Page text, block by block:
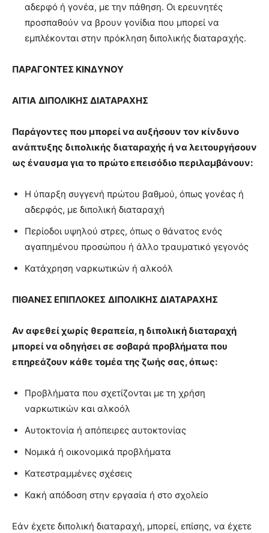
αδερφό ή γονέα, με την πάθηση. Οι ερευνητές
προσπαθούν να βρουν γονίδια που μπορεί να
εμπλέκονται στην πρόκληση διπολικής διαταραχής.
ΠΑΡΑΓΟΝΤΕΣ ΚΙΝΔΥΝΟΥ
ΑΙΤΙΑ ΔΙΠΟΛΙΚΗΣ ΔΙΑΤΑΡΑΧΗΣ
Παράγοντες που μπορεί να αυξήσουν τον κίνδυνο
ανάπτυξης διπολικής διαταραχής ή να λειτουργήσουν
ως έναυσμα για το πρώτο επεισόδιο περιλαμβάνουν:
Η ύπαρξη συγγενή πρώτου βαθμού, όπως γονέας ή
αδερφός, με διπολική διαταραχή
Περίοδοι υψηλού στρες, όπως ο θάνατος ενός
αγαπημένου προσώπου ή άλλο τραυματικό γεγονός
Κατάχρηση ναρκωτικών ή αλκοόλ
ΠΙΘΑΝΕΣ ΕΠΙΠΛΟΚΕΣ ΔΙΠΟΛΙΚΗΣ ΔΙΑΤΑΡΑΧΗΣ
Αν αφεθεί χωρίς θεραπεία, η διπολική διαταραχή
μπορεί να οδηγήσει σε σοβαρά προβλήματα που
επηρεάζουν κάθε τομέα της ζωής σας, όπως:
Προβλήματα που σχετίζονται με τη χρήση
ναρκωτικών και αλκοόλ
Αυτοκτονία ή απόπειρες αυτοκτονίας
Νομικά ή οικονομικά προβλήματα
Κατεστραμμένες σχέσεις
Κακή απόδοση στην εργασία ή στο σχολείο
Εάν έχετε διπολική διαταραχή, μπορεί, επίσης, να έχετε